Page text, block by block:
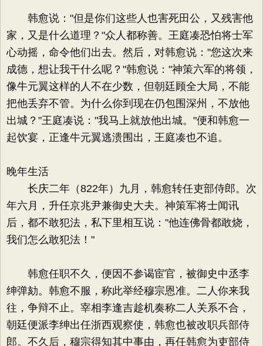
韩愈说："但是你们这些人也害死田公，又残害他
家，又是什么道理？"众人都称善。王庭凑恐怕将士军
心动摇，命令他们出去。然后，对韩愈说："您这次来
成德，想让我干什么呢？"韩愈说："神策六军的将领，
像牛元翼这样的人不在少数，但朝廷顾全大局，不能
把他丢弃不管。为什么你到现在仍包围深州，不放他
出城？"王庭凑说："我马上就放他出城。"便和韩愈一
起饮宴，正逢牛元翼逃溃围出，王庭凑也不追。
晚年生活
长庆二年（822年）九月，韩愈转任吏部侍郎。次
年六月，升任京兆尹兼御史大夫。神策军将士闻讯
后，都不敢犯法，私下里相互说："他连佛骨都敢烧，
我们怎么敢犯法！"
韩愈任职不久，便因不参谒宦官，被御史中丞李
绅弹劾。韩愈不服，称此举经穆宗恩准。二人你来我
往，争辩不止。宰相李逢吉趁机奏称二人关系不合，
朝廷便派李绅出任浙西观察使，韩愈也被改职兵部侍
郎。不久后，穆宗得知其中事由，再任韩愈为吏部侍